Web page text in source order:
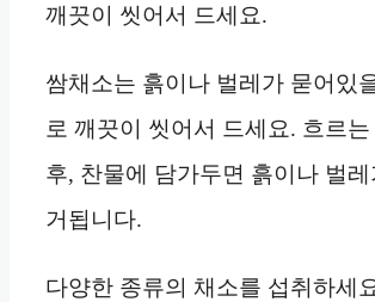
깨끗이 씻어서 드세요.
쌈채소는 흙이나 벌레가 묻어있
로 깨끗이 씻어서 드세요. 흐르
후, 찬물에 담가두면 흙이나 벌레
거됩니다.
다양한 종류의 채소를 섭취하세